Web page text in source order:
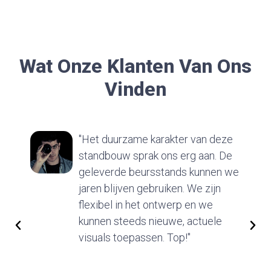
Wat Onze Klanten Van Ons
Vinden
"Het duurzame karakter van deze
standbouw sprak ons erg aan. De
geleverde beursstands kunnen we
jaren blijven gebruiken. We zijn
flexibel in het ontwerp en we
kunnen steeds nieuwe, actuele
visuals toepassen. Top!"